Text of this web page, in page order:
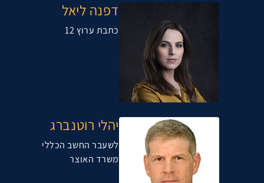
דפנה ליאל
כתבת ערוץ 12
יהלי רוטנברג
לשעבר החשב הכללי
משרד האוצר